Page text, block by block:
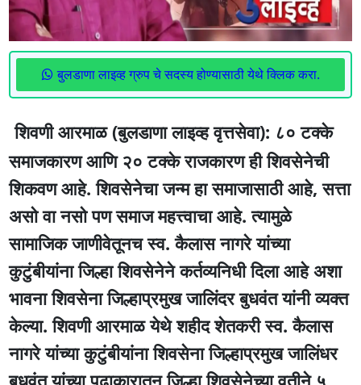
बुलडाणा लाइव्ह ग्रुप चे सदस्य होण्यासाठी येथे क्लिक करा.
शिवणी आरमाळ (बुलडाणा लाइव्ह वृत्तसेवा): ८० टक्के
समाजकारण आणि २० टक्के राजकारण ही शिवसेनेची
शिकवण आहे. शिवसेनेचा जन्म हा समाजासाठी आहे, सत्ता
असो वा नसो पण समाज महत्त्वाचा आहे. त्यामुळे
सामाजिक जाणीवेतूनच स्व. कैलास नागरे यांच्या
कुटुंबीयांना जिल्हा शिवसेनेने कर्तव्यनिधी दिला आहे अशा
भावना शिवसेना जिल्हाप्रमुख जालिंदर बुधवंत यांनी व्यक्त
केल्या. शिवणी आरमाळ येथे शहीद शेतकरी स्व. कैलास
नागरे यांच्या कुटुंबीयांना शिवसेना जिल्हाप्रमुख जालिंधर